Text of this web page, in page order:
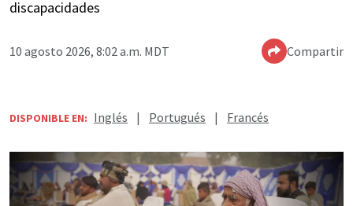
discapacidades
10 agosto 2026, 8:02 a.m. MDT Compartir
DISPONIBLE EN: Inglés | Portugués | Francés